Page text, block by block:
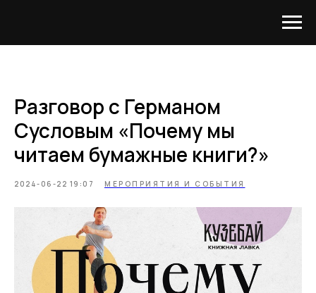
Разговор с Германом
Сусловым «Почему мы
читаем бумажные книги?»
2024-06-22 19:07 МЕРОПРИЯТИЯ И СОБЫТИЯ